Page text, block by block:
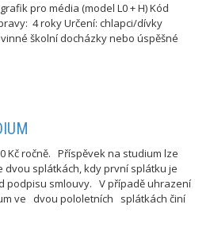
pro média (model L0 + H) Kód
4 roky Určení: chlapci/dívky
školní docházky nebo úspěšné
Kč ročně. Příspěvek na studium lze
splátkách, kdy první splátku je
podpisu smlouvy. V případě uhrazení
ve dvou pololetních splátkách činí